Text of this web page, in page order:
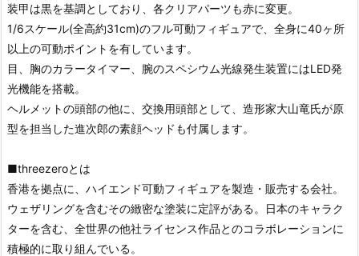
装甲は黒を基調としており、各クリアパーツも赤に変更。
1/6スケール(全高約31cm)のフル可動フィギュアで、全身に40ヶ所
以上の可動ポイントを有しています。
目、胸のカラータイマー、腕のスペシウム光線発生装置にはLED発
光機能を搭載。
ヘルメットの頭部の他に、交換用頭部として、造形家大山竜氏が原
型を担当した進次郎の素顔ヘッドも付属します。
■threezeroとは
香港を拠点に、ハイエンド可動フィギュアを製造・販売する会社。
ウェザリングを含むその緻密な塗装に定評がある。日本のキャラク
ターを含む、全世界の他社ライセンス作品とのコラボレーションに
積極的に取り組んでいる。